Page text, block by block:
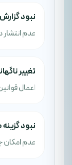
نبود
عدم
تغییر
اعمال
نبود
عدم امکان